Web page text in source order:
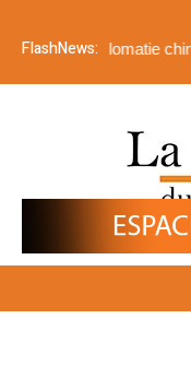
FlashNews:
la diplomatie chinoise